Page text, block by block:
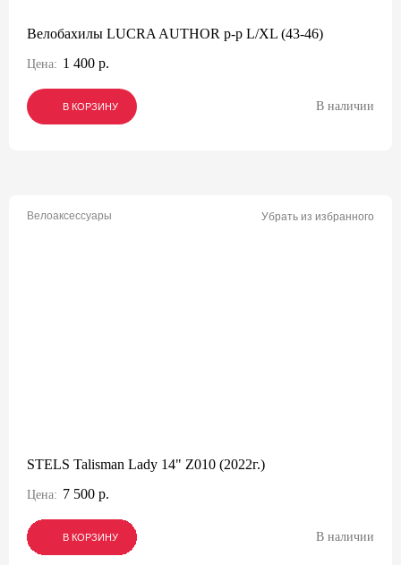
Велобахилы LUCRA AUTHOR р-р L/XL (43-46)
Цена: 1 400 р.
В КОРЗИНУ
В КОРЗИНУ
В КОРЗИНУ В наличии
Велоаксессуары Убрать из избранного
STELS Talisman Lady 14" Z010 (2022г.)
Цена: 7 500 р.
В КОРЗИНУ
В КОРЗИНУ
В КОРЗИНУ В наличии